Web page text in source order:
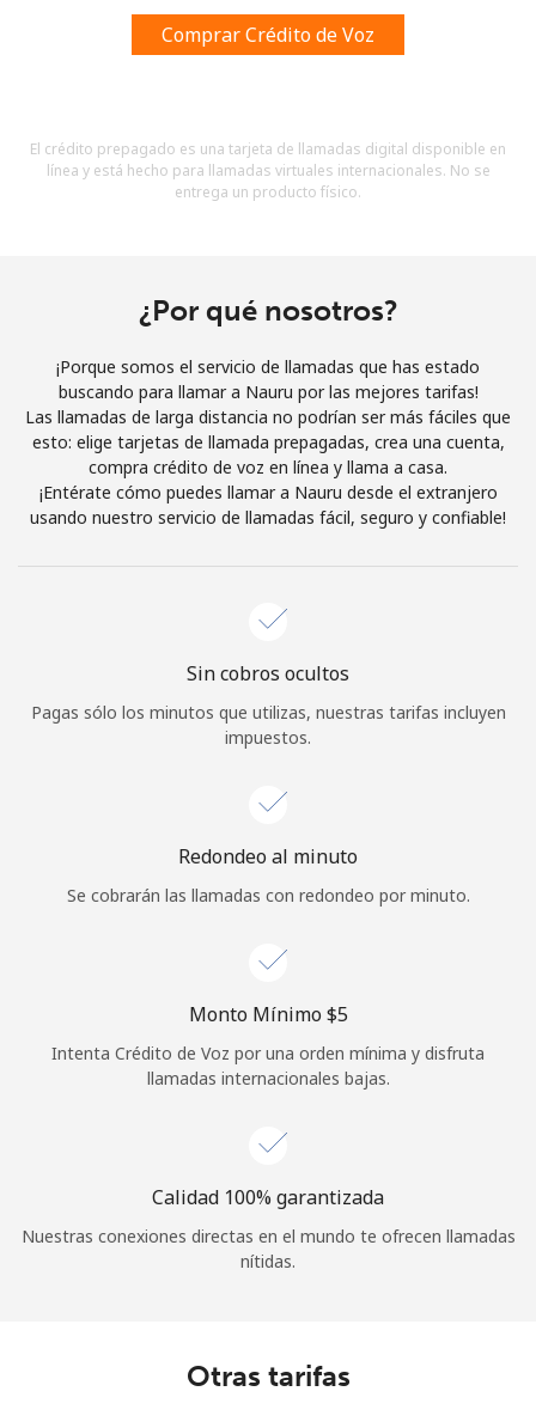
Un caracter especial
Al abrir una cuenta en este sitio web, estoy de acuerdo con
Términos y condiciones.
Únete
¡Hola!
Iniciar Sesión
Continuar con
Comprar Crédito de Voz
El crédito prepagado es una tarjeta de llamadas digital disponible en
línea y está hecho para llamadas virtuales internacionales. No se
entrega un producto físico.
¿Por qué nosotros?
¡Porque somos el servicio de llamadas que has estado
buscando para llamar a Nauru por las mejores tarifas!
Las llamadas de larga distancia no podrían ser más fáciles que
esto: elige tarjetas de llamada prepagadas, crea una cuenta,
compra crédito de voz en línea y llama a casa.
¡Entérate cómo puedes llamar a Nauru desde el extranjero
usando nuestro servicio de llamadas fácil, seguro y confiable!
Sin cobros ocultos
Pagas sólo los minutos que utilizas, nuestras tarifas incluyen
impuestos.
Redondeo al minuto
Se cobrarán las llamadas con redondeo por minuto.
Monto Mínimo ⁦$5⁩
Intenta Crédito de Voz por una orden mínima y disfruta
llamadas internacionales bajas.
Calidad 100% garantizada
Nuestras conexiones directas en el mundo te ofrecen llamadas
nítidas.
Otras tarifas